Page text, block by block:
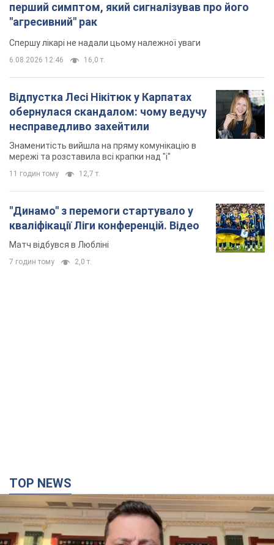
перший симптом, який сигналізував про його
"агресивний" рак
Спершу лікарі не надали цьому належної уваги
6.08.2026 12:46 16,0 т.
Відпустка Лесі Нікітюк у Карпатах
обернулася скандалом: чому ведучу
несправедливо захейтили
Знаменитість вийшла на пряму комунікацію в
мережі та розставила всі крапки над "і"
11 годин тому 12,7 т.
"Динамо" з перемоги стартувало у
кваліфікації Ліги конференцій. Відео
Матч відбувся в Любліні
7 годин тому 2,0 т.
TOP NEWS